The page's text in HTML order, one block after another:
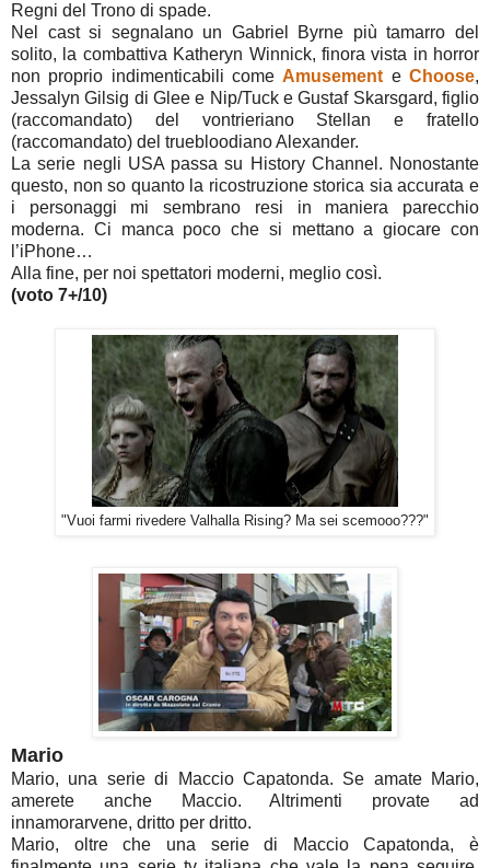
Regni del Trono di spade.
Nel cast si segnalano un Gabriel Byrne più tamarro del
solito, la combattiva Katheryn Winnick, finora vista in horror
non proprio indimenticabili comeAmusement eChoose,
Jessalyn Gilsig di Glee e Nip/Tuck e Gustaf Skarsgard, figlio
(raccomandato) del vontrieriano Stellan e fratello
(raccomandato) del truebloodiano Alexander.
La serie negli USA passa su History Channel. Nonostante
questo, non so quanto la ricostruzione storica sia accurata e
i personaggi mi sembrano resi in maniera parecchio
moderna. Ci manca poco che si mettano a giocare con
l’iPhone…
Alla fine, per noi spettatori moderni, meglio così.
(voto 7+/10)
"Vuoi farmi rivedere Valhalla Rising? Ma sei scemooo???"
Mario
Mario, una serie di Maccio Capatonda. Se amate Mario,
amerete anche Maccio. Altrimenti provate ad
innamorarvene, dritto per dritto.
Mario, oltre che una serie di Maccio Capatonda, è